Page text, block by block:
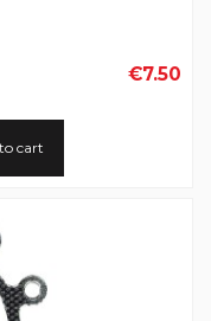
€7.50
cart